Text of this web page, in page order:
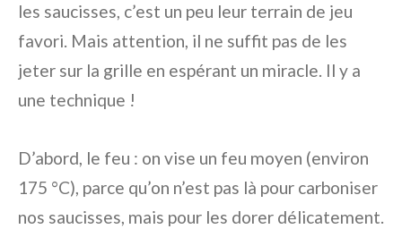
les saucisses, c’est un peu leur terrain de jeu
favori. Mais attention, il ne suffit pas de les
jeter sur la grille en espérant un miracle. Il y a
une technique !
D’abord, le feu : on vise un feu moyen (environ
175 °C), parce qu’on n’est pas là pour carboniser
nos saucisses, mais pour les dorer délicatement.